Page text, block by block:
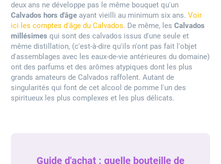
deux ans ne développe pas le même bouquet qu'un
Calvados hors d'âge ayant vieilli au minimum six ans.Voir
ici les comptes d'âge du Calvados. De même, les Calvados
millésimes qui sont des calvados issus d'une seule et
même distillation, (c'est-à-dire qu'ils n'ont pas fait l'objet
d'assemblages avec les eaux-de-vie antérieures du domaine)
ont des parfums et des arômes atypiques dont les plus
grands amateurs de Calvados raffolent. Autant de
singularités qui font de cet alcool de pomme l'un des
spiritueux les plus complexes et les plus délicats.
Guide d'achat : quelle bouteille de